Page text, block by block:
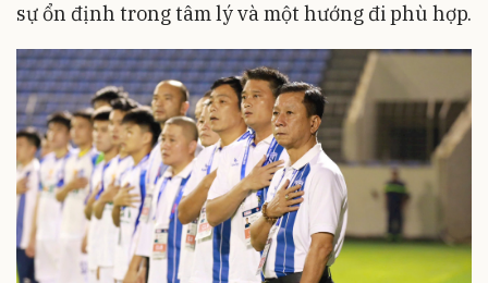
sự ổn định trong tâm lý và một hướng đi phù hợp.